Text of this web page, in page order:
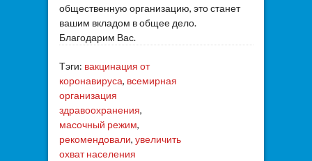
общественную организацию, это станет
вашим вкладом в общее дело.
Благодарим Вас.
Тэги: вакцинация от
коронавируса, всемирная
организация
здравоохранения,
масочный режим,
рекомендовали, увеличить
охват населения